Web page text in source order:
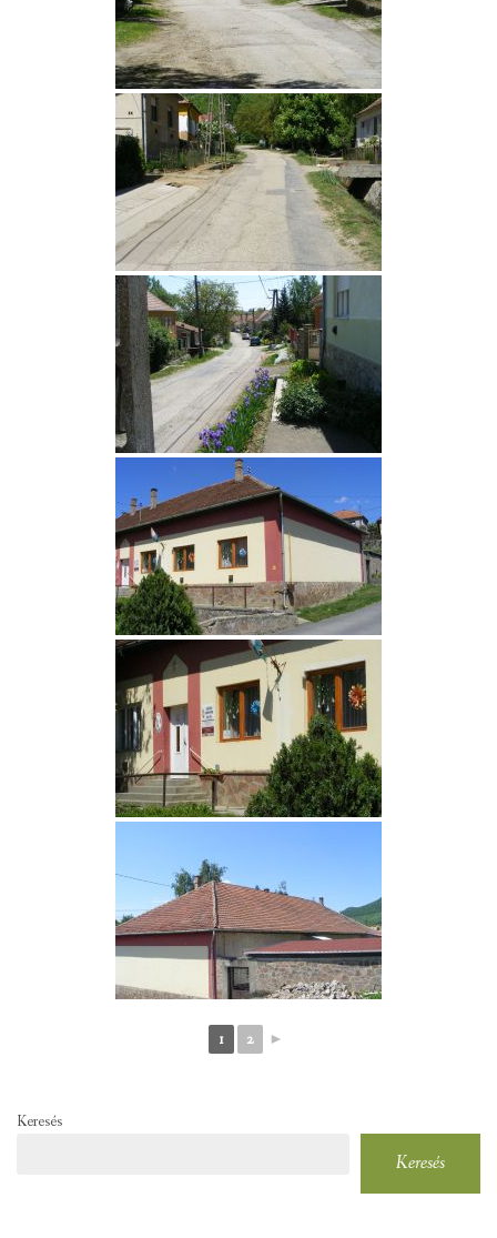
1 2 ►
Keresés
Keresés